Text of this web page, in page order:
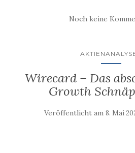
Noch keine
Wirecard – Das
Growth
Veröffentlicht am 8. Mai